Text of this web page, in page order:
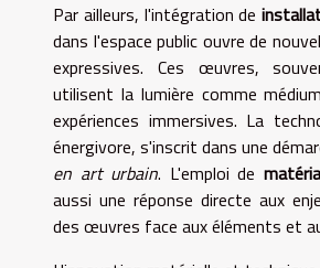
Par ailleurs, l'intégration de
dans l'espace public ouvre de
expressives. Ces œuvres,
utilisent la lumière comme
expériences immersives. La
énergivore, s'inscrit dans une
en art urbain. L'emploi de
aussi une réponse directe aux
des œuvres face aux éléments et